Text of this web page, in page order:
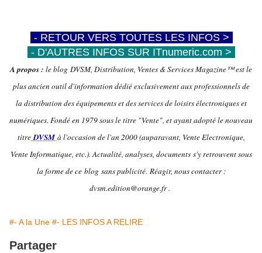
- RETOUR VERS TOUTES LES INFOS >
- D'AUTRES INFOS SUR ITnumeric.com >
A propos : le blog DVSM, Distribution, Ventes & Services Magazine™ est le
plus ancien outil d'information dédié exclusivement aux professionnels de
la distribution des équipements et des services de loisirs électroniques et
numériques. Fondé en 1979 sous le titre "Vente", et ayant adopté le nouveau
titre DVSM à l'occasion de l'an 2000 (auparavant, Vente Electronique,
Vente Informatique, etc.). Actualité, analyses, documents s'y retrouvent sous
la forme de ce blog sans publicité. Réagir, nous contacter :
dvsm.edition@orange.fr .
#- A la Une #- LES INFOS A RELIRE
Partager